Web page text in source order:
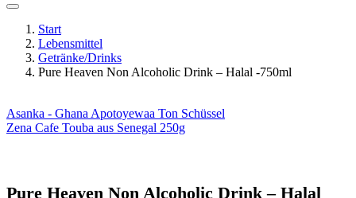
Start
Lebensmittel
Getränke/Drinks
Pure Heaven Non Alcoholic Drink – Halal -750ml
Asanka - Ghana Apotoyewaa Ton Schüssel
Zena Cafe Touba aus Senegal 250g
Pure Heaven Non Alcoholic Drink – Halal